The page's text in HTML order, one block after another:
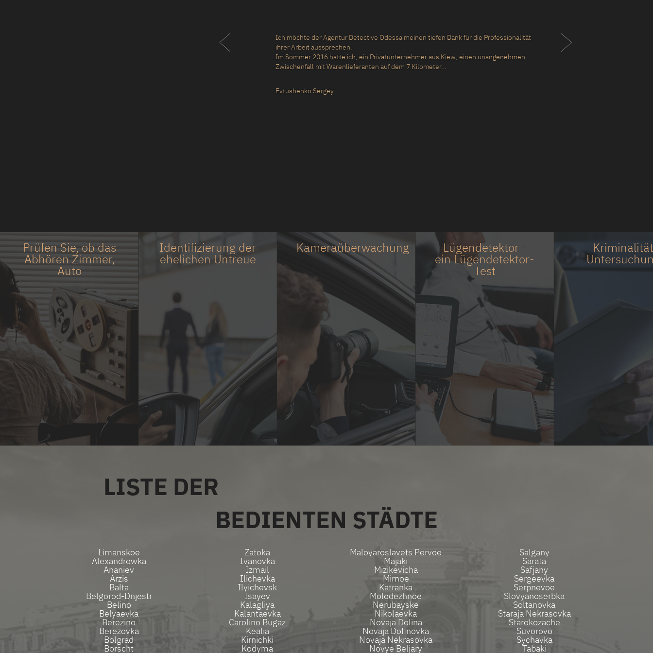
Mein Name ist Yurchenko Tatjana! Am 23. März zur Detektei
gegangen! Der Detektiv kam innerhalb von 30 Minuten zu mir und
nachdem ich meine Situation angehört hatte, half es mir, es zu
lösen! Sie halfen dem Rat, bei der Polizei zu appellieren, dass sie
Prüfen Sie, ob das
Abhören Zimmer,
Auto
Identifizierung der
ehelichen Untreue
Kameraüberwachung Lügendetektor -
ein Lügendetektor-
Test
Kriminalität
LISTE DER
BEDIENTEN STÄDTE
Limanskoe
Alexandrowka
Ananiev
Arzis
Balta
Belgorod-Dnjestr
Belino
Belyaevka
Berezino
Berezovka
Bolgrad
Borscht
Zatoka
Ivanovka
Izmail
Ilichevka
Ilyichevsk
Isayev
Kalagliya
Kalantaevka
Carolino Bugaz
Kealia
Kirnichki
Kodyma
Maloyaroslavets Pervoe
Majaki
Mizikevicha
Mirnoe
Katranka
Molodezhnoe
Nerubayske
Nikolaevka
Novaja Dolina
Novaja Dofinovka
Novaja Nekrasovka
Novye Beljary
Salgany
Sarata
Safjany
Sergeevka
Serpnevoe
Slovyanoserbka
Soltanovka
Staraja Nekrasovka
Starokozache
Suvorovo
Sychavka
Tabaki